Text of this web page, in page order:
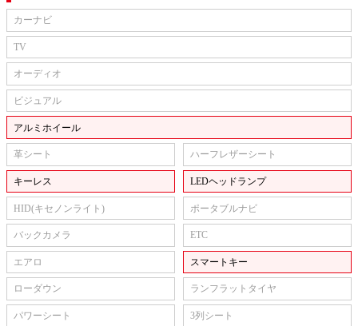
カーナビ
TV
オーディオ
ビジュアル
アルミホイール
革シート ハーフレザーシート
キーレス LEDヘッドランプ
HID(キセノンライト) ポータブルナビ
バックカメラ ETC
エアロ スマートキー
ローダウン ランフラットタイヤ
パワーシート 3列シート